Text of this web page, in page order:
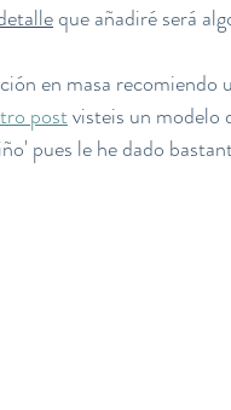
que añadiré será
en masa recomiendo
post visteis un modelo
pues le he dado